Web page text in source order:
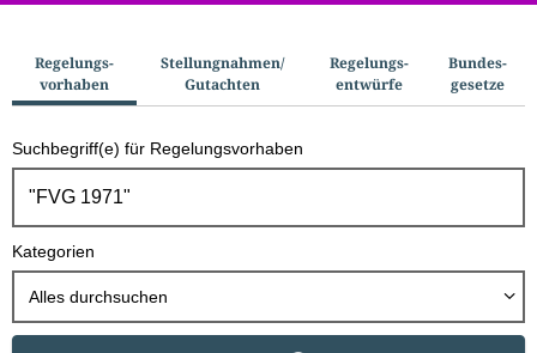
u
c
h
o
Regelungs­
vorhaben
Stellungnahmen/​
Gutachten
Regelungs­
entwürfe
Bundes­
gesetze
Suchbegriff(e) für Regelungsvorhaben
Kategorien
Alles durchsuchen